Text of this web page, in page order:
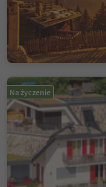
Na życzenie